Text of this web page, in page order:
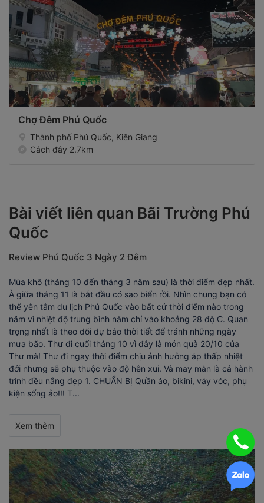
Chợ Đêm Phú Quốc
Thành phố Phú Quốc, Kiên Giang
Cách đây 2.7km
Bài viết liên quan Bãi Trường Phú
Quốc
Review Phú Quốc 3 Ngày 2 Đêm
Mùa khô (tháng 10 đến tháng 3 năm sau) là thời điểm đẹp nhất.
À giữa tháng 11 là bắt đầu có sao biển rồi. Nhìn chung bạn có
thể yên tâm du lịch Phú Quốc vào bất cứ thời điểm nào trong
năm vì nhiệt độ trung bình năm chỉ vào khoảng 28 độ C. Quan
trọng nhất là theo dõi dự báo thời tiết để tránh những ngày
mưa bão. Thư đi cuối tháng 10 vì đây là món quà 20/10 của
Thư mà! Thư đi ngay thời điểm chịu ảnh hưởng áp thấp nhiệt
đới nhưng sẽ phụ thuộc vào độ hên xui. Và may mắn là cả hành
trình đều nắng đẹp 1. CHUẨN BỊ Quần áo, bikini, váy vóc, phụ
kiện sống ảo!!! T...
Xem thêm